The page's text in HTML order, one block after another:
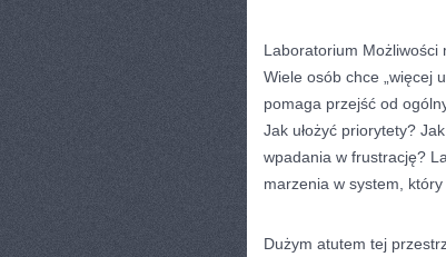
Laboratorium Możliwości
Wiele osób chce „więcej
pomaga przejść od
Jak ułożyć priorytety?
wpadania w frustrację?
marzenia w system,
Dużym atutem tej